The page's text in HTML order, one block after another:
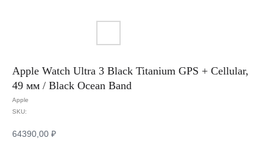
Apple Watch Ultra 3 Black Titanium GPS + Cellular,
49 мм / Black Ocean Band
Apple
SKU:
64390,00 ₽